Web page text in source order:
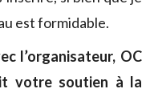
est formidable.
l’organisateur, OC
votre soutien à la